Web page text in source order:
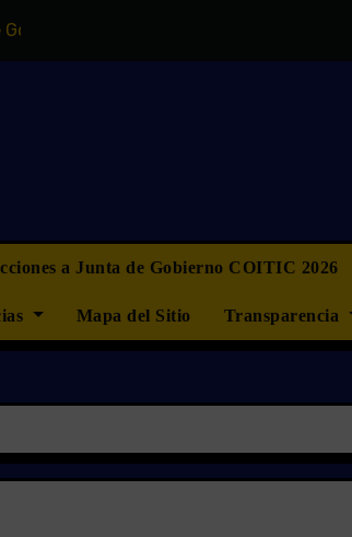
del COITIC
a Junta de Gobierno COITIC 2026
Mapa del Sitio Transparencia